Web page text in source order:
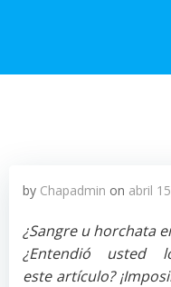
by Chapadmin on abril
¿Sangre u horchata
¿Entendió
este artículo?